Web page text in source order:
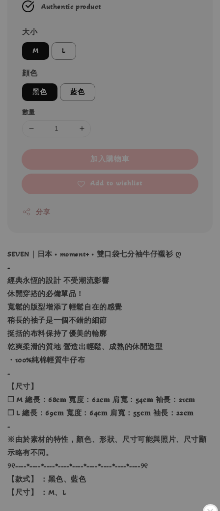
Authentic product
大小
M L
顔色
黑色 藍色
數量
加入購物車
Add to wishlist
分享
SEVEN｜日本 • moment+ • 雙口袋七分袖牛仔襯衫 ღ
-
經典永恆的設計 不受潮流影響
休閒穿搭的必備單品！
寬鬆的版型增添了輕鬆自在的感覺
稍長的袖子是一個不錯的細節
挺括的布料保持了優美的輪廓
乾爽柔滑的質地 營造出輕鬆、成熟的休閒造型
・100%純棉輕質牛仔布
-
【尺寸】
❐ M 總長：68𝐜𝐦 寬度：62𝐜𝐦 肩寬：54𝐜𝐦 袖長：21𝐜𝐦
❐ L 總長：69𝐜𝐦 寬度：64𝐜𝐦 肩寬：55𝐜𝐦 袖長：22𝐜𝐦
-
※由於素材的特性，顏色、形狀、尺寸可能與照片、尺寸顯
示略有不同。
୨୧----*----*----*----*----*----*----*----*----୨୧
【款式】 ：黑色、藍色
【尺寸】 ：M、L